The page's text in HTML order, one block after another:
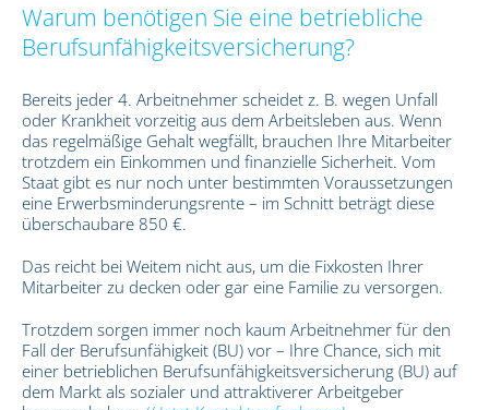
Warum benötigen Sie eine betriebliche
Berufsunfähigkeitsversicherung?
Bereits jeder 4. Arbeitnehmer scheidet z. B. wegen Unfall
oder Krankheit vorzeitig aus dem Arbeitsleben aus. Wenn
das regelmäßige Gehalt wegfällt, brauchen Ihre Mitarbeiter
trotzdem ein Einkommen und finanzielle Sicherheit. Vom
Staat gibt es nur noch unter bestimmten Voraussetzungen
eine Erwerbsminderungsrente – im Schnitt beträgt diese
überschaubare 850 €.
Das reicht bei Weitem nicht aus, um die Fixkosten Ihrer
Mitarbeiter zu decken oder gar eine Familie zu versorgen.
Trotzdem sorgen immer noch kaum Arbeitnehmer für den
Fall der Berufsunfähigkeit (BU) vor – Ihre Chance, sich mit
einer betrieblichen Berufsunfähigkeitsversicherung (BU) auf
dem Markt als sozialer und attraktiverer Arbeitgeber